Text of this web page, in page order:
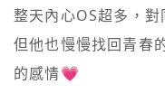
整天內心OS超多，
但他也慢慢找回青春
的感情💗